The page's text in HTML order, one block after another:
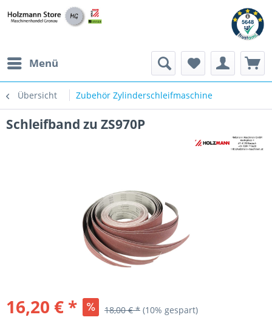
Menü
Übersicht Zubehör Zylinderschleifmaschine
Schleifband zu ZS970P
16,20 € * 18,00 € * (10% gespart)